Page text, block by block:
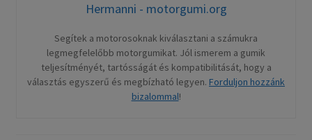
Hermanni - motorgumi.org
Segítek a motorosoknak kiválasztani a számukra
legmegfelelőbb motorgumikat. Jól ismerem a gumik
teljesítményét, tartósságát és kompatibilitását, hogy a
választás egyszerű és megbízható legyen. Forduljon hozzánk
bizalommal!